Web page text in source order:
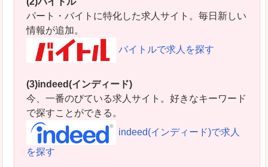
パート・バイトに特化した求人サイト。毎日新しい
情報が追加。
バイトルで求人を探す
(3)indeed(インディード)
今、一番のびている求人サイト。好きなキーワード
で探すことができる。
indeed(インディード)で求人
を探す